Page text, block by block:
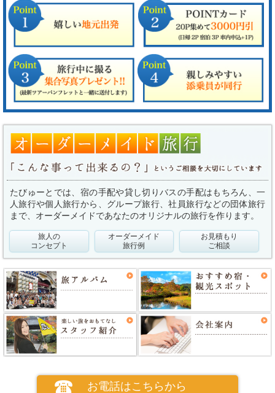
たびゅーとでは、宿の手配や貸し切りバスの手配はもちろん、一
人旅行や個人旅行から、グループ旅行、社員旅行などの団体旅行
まで、オーダーメイドであなたのオリジナルの旅行を作ります。
旅人の
コンセプト
オーダーメイド
旅行例
お見積もり
ご相談
お電話はこちらから